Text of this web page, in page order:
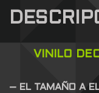
VINILO
– EL TAMAÑO A